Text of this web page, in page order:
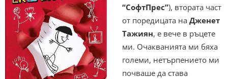
“СофтПрес”), втората част
от поредицата на Дженет
Тажиян, е вече в ръцете
ми. Очакванията ми бяха
големи, нетърпението ми
почваше да става